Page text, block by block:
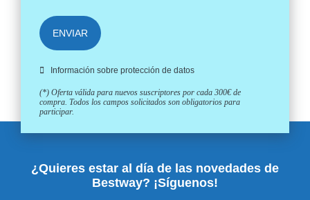
ENVIAR
Información sobre protección de datos
(*) Oferta válida para nuevos suscriptores por cada 300€ de
compra. Todos los campos solicitados son obligatorios para
participar.
¿Quieres estar al día de las novedades de
Bestway? ¡Síguenos!